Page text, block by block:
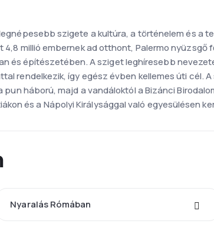
szigete a kultúra, a történelem és a
millió embernek ad otthont, Palermo nyüzsgő
és építészetében. A sziget leghíresebb
rendelkezik, így egész évben kellemes úti cél.
háború, majd a vandáloktól a Bizánci
és a Nápolyi Királysággal való egyesülésen
Nyaralás Rómában